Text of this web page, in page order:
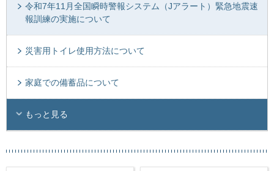
令和7年11月全国瞬時警報システム（Jアラート）緊急地震速
報訓練の実施について
災害用トイレ使用方法について
家庭での備蓄品について
もっと見る